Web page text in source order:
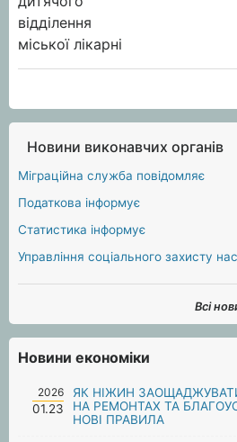
Новини виконавчих органів
Міграційна служба повідомляє
Податкова інформує
Статистика інформує
Управління соціального захисту
Всі
Новини економіки
2026
01.23
ЯК НІЖИН
НА РЕМОНТАХ ТА
НОВІ ПРАВИЛА